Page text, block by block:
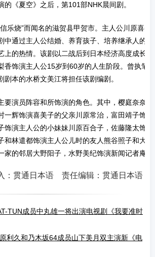
的《夏空》之后，第101部NHK晨间剧。
乐烧”而闻名的滋贺县甲贺市。主人公川原喜美
中通过主人公结婚、养育孩子、培养继承人的
上的热情。该剧以二战后到日本经济高度成长
香饰演主人公15岁到60岁的人生阶段。曾执笔
剧本的水桥文美江将担任该剧编剧。
要演员阵容和所饰演的角色。其中，樱庭奈奈
一辉饰演喜美子的父亲川原常治，富田靖子饰
饰演主人公的小妹妹川原百合子，佐藤隆太饰
和林遣都饰演主人公儿时的友人熊谷照子和大
家的邻居大野阳子，水野美纪饰演新闻记者庵
：贯通日本语 责任编辑：贯通日本语
TUN成员中丸雄一将出演电视剧《我要准时
利久和乃木坂64成员山下美月双主演新《电